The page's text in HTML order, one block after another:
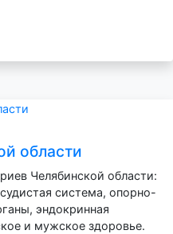
области
Челябинской области:
система, опорно-
эндокринная
и мужское здоровье.